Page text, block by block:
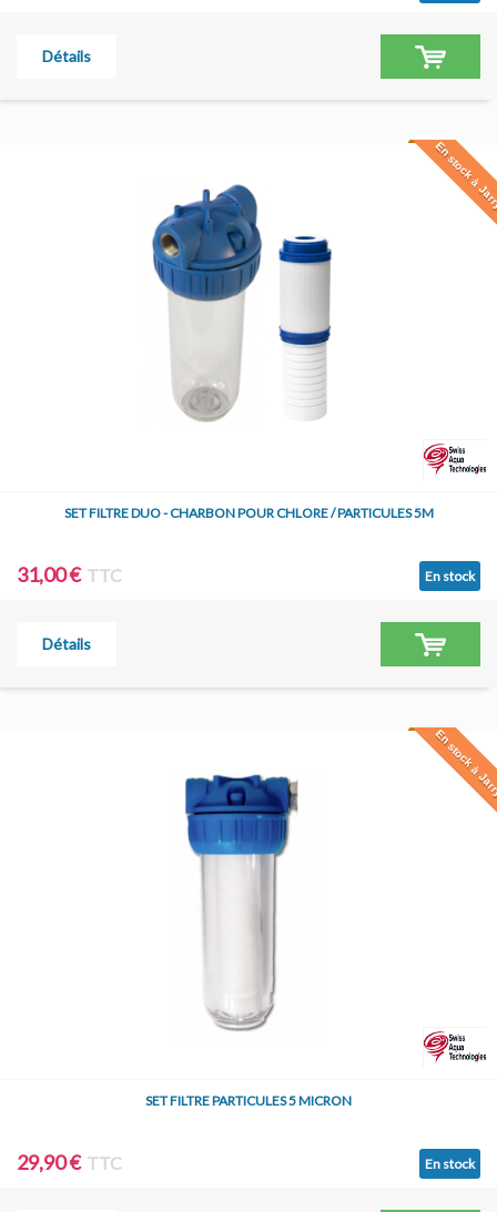
Détails
En stock à
SET FILTRE DUO - CHARBON POUR CHLORE / PARTICULES 5M
31,00 € TTC En stock
Détails
En stock à
SET FILTRE PARTICULES 5 MICRON
29,90 € TTC En stock